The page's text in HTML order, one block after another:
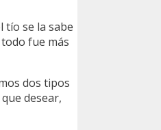
tío se la sabe
fue más
dos tipos
desear,